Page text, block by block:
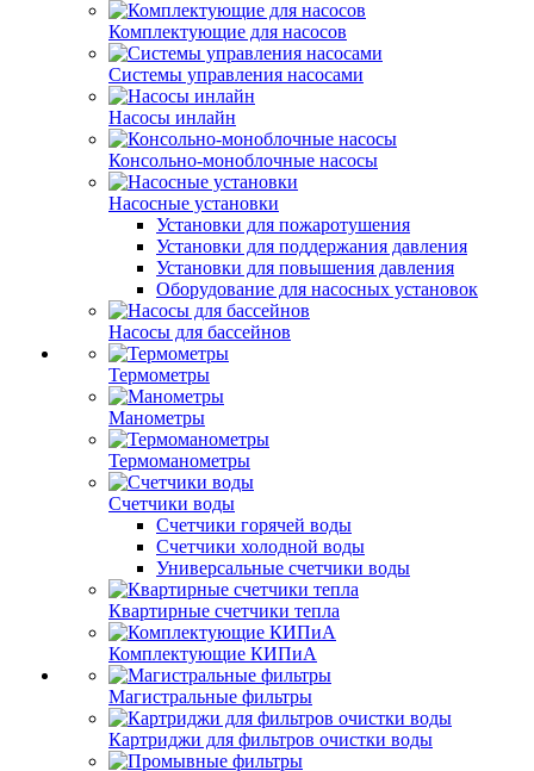
Комплектующие для насосов
Системы управления насосами
Насосы инлайн
Консольно-моноблочные насосы
Насосные установки
Установки для пожаротушения
Установки для поддержания давления
Установки для повышения давления
Оборудование для насосных установок
Насосы для бассейнов
Термометры
Манометры
Термоманометры
Счетчики воды
Счетчики горячей воды
Счетчики холодной воды
Универсальные счетчики воды
Квартирные счетчики тепла
Комплектующие КИПиА
Магистральные фильтры
Картриджи для фильтров очистки воды